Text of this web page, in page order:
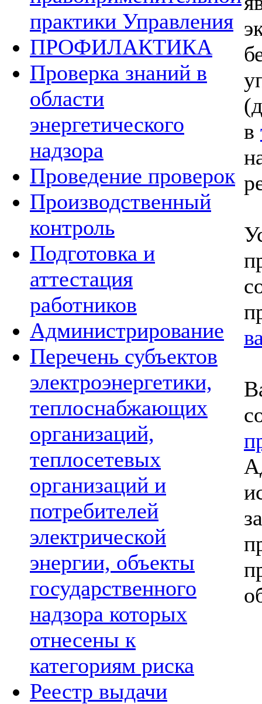
практики Управления
ПРОФИЛАКТИКА
Проверка знаний в
области
энергетического
надзора
Проведение проверок
Производственный
контроль
Подготовка и
аттестация
работников
Администрирование
Перечень субъектов
электроэнергетики,
теплоснабжающих
организаций,
теплосетевых
организаций и
потребителей
электрической
энергии, объекты
государственного
надзора которых
отнесены к
категориям риска
Реестр выдачи
в